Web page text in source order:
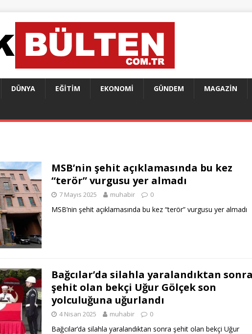
DÜNYA EĞITIM EKONOMI GÜNDEM MAGAZIN
MSB’nin şehit açıklamasında bu kez
“terör” vurgusu yer almadı
7 Mayıs 2025 muhabir 0
MSB’nin şehit açıklamasında bu kez “terör” vurgusu yer almadı
Bağcılar’da silahla yaralandıktan sonra
şehit olan bekçi Uğur Gölçek son
yolculuğuna uğurlandı
4 Nisan 2025 muhabir 0
Bağcılar’da silahla yaralandıktan sonra şehit olan bekçi Uğur